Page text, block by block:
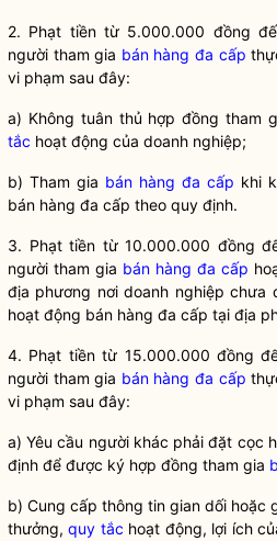
2. Phạt tiền từ 5.000.000 đồng
người tham gia bán hàng đa cấp
vi phạm sau đây:
a) Không tuân thủ hợp đồng tham
tắc hoạt động của doanh nghiệp;
b) Tham gia bán hàng đa cấp khi
bán hàng đa cấp theo quy định.
3. Phạt tiền từ 10.000.000 đồng
người tham gia bán hàng đa cấp
địa phương nơi doanh nghiệp
hoạt động bán hàng đa cấp tại địa
4. Phạt tiền từ 15.000.000 đồng
người tham gia bán hàng đa cấp
vi phạm sau đây:
a) Yêu cầu người khác phải đặt cọc
định để được ký hợp đồng tham gia
b) Cung cấp thông tin gian dối hoặc
thưởng,quy tắc hoạt động, lợi ích